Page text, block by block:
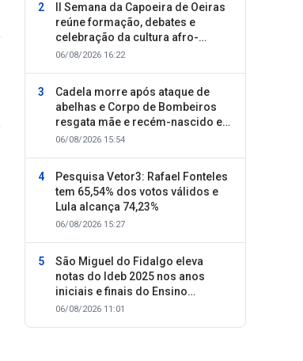
II Semana da Capoeira de Oeiras
reúne formação, debates e
celebração da cultura afro-
brasileira
06/08/2026 16:22
Cadela morre após ataque de
abelhas e Corpo de Bombeiros
resgata mãe e recém-nascido em
Oeiras
06/08/2026 15:54
Pesquisa Vetor3: Rafael Fonteles
tem 65,54% dos votos válidos e
Lula alcança 74,23%
06/08/2026 15:27
São Miguel do Fidalgo eleva
notas do Ideb 2025 nos anos
iniciais e finais do Ensino
Fundamental
06/08/2026 11:01